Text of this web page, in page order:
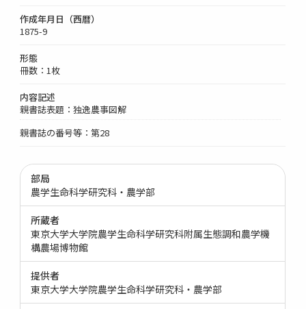
作成年月日（西暦）
1875-9
形態
冊数：1枚
内容記述
親書誌表題：独逸農事図解
親書誌の番号等：第28
部局
農学生命科学研究科・農学部
所蔵者
東京大学大学院農学生命科学研究科附属生態調和農学機
構農場博物館
提供者
東京大学大学院農学生命科学研究科・農学部